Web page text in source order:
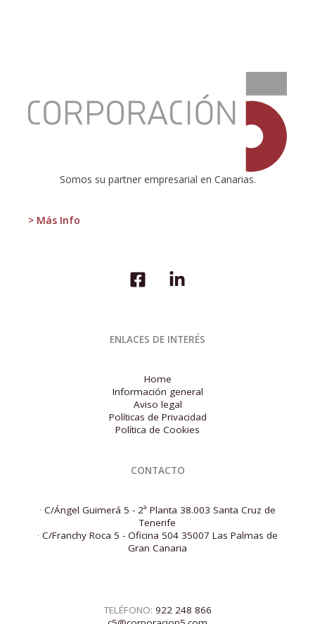
Somos su partner empresarial en Canarias.
> Más Info
ENLACES DE INTERÉS
Home
Información general
Aviso legal
Políticas de Privacidad
Política de Cookies
CONTACTO
· C/Ángel Guimerá 5 - 2ª Planta 38.003 Santa Cruz de
Tenerife
· C/Franchy Roca 5 - Oficina 504 35007 Las Palmas de
Gran Canaria
TELÉFONO: 922 248 866